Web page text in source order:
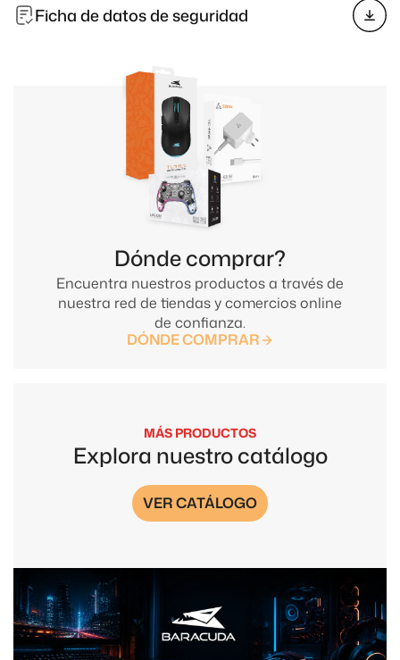
Ficha de datos de seguridad
Encuentra nuestros productos a través de
nuestra red de tiendas y comercios online
de confianza.
Dónde comprar?
DÓNDE COMPRAR
MÁS PRODUCTOS
Explora nuestro catálogo
VER CATÁLOGO